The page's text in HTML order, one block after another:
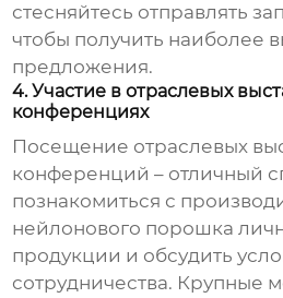
стесняйтесь отправлять
чтобы получить наиболее
предложения.
4. Участие в отраслевых
конференциях
Посещение отраслевых
конференций – отличный
познакомиться с
нейлонового порошка
продукции и обсудить
сотрудничества. Крупные